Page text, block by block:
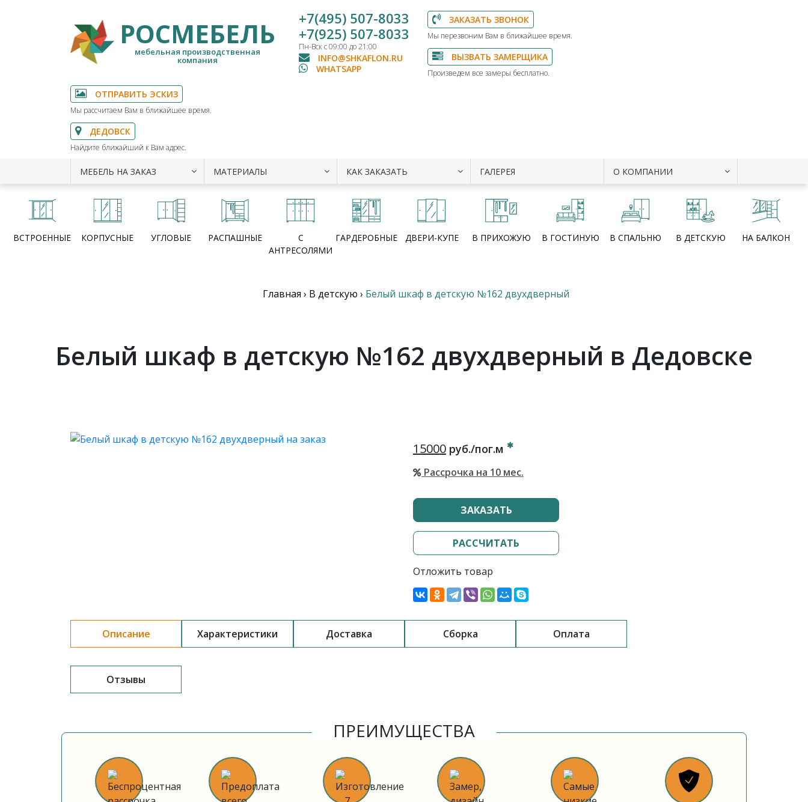
РОСМЕБЕЛЬ
мебельная производственная
компания
+7(495) 507-8033
+7(925) 507-8033
Пн-Вск с 09:00 до 21:00
INFO@SHKAFLON.RU
WHATSAPP
ЗАКАЗАТЬ ЗВОНОК
Мы перезвоним Вам в ближайшее время.
ВЫЗВАТЬ ЗАМЕРЩИКА
Произведем все замеры бесплатно.
ОТПРАВИТЬ ЭСКИЗ
Мы рассчитаем Вам в ближайшее время.
ДЕДОВСК
Найдите ближайший к Вам адрес.
МЕБЕЛЬ НА ЗАКАЗ МАТЕРИАЛЫ КАК ЗАКАЗАТЬ ГАЛЕРЕЯ О КОМПАНИИ
ВСТРОЕННЫЕ КОРПУСНЫЕ УГЛОВЫЕ РАСПАШНЫЕ
С
АНТРЕСОЛЯМИ
ГАРДЕРОБНЫЕ ДВЕРИ-КУПЕ В ПРИХОЖУЮ В ГОСТИНУЮ В СПАЛЬНЮ В ДЕТСКУЮ НА БАЛКОН
Главная › В детскую › Белый шкаф в детскую №162 двухдверный
Белый шкаф в детскую №162 двухдверный в Дедовске
15000 руб./пог.м
Рассрочка на 10 мес.
ЗАКАЗАТЬ
РАССЧИТАТЬ
Отложить товар
Описание Характеристики Доставка Сборка Оплата
Отзывы
ПРЕИМУЩЕСТВА